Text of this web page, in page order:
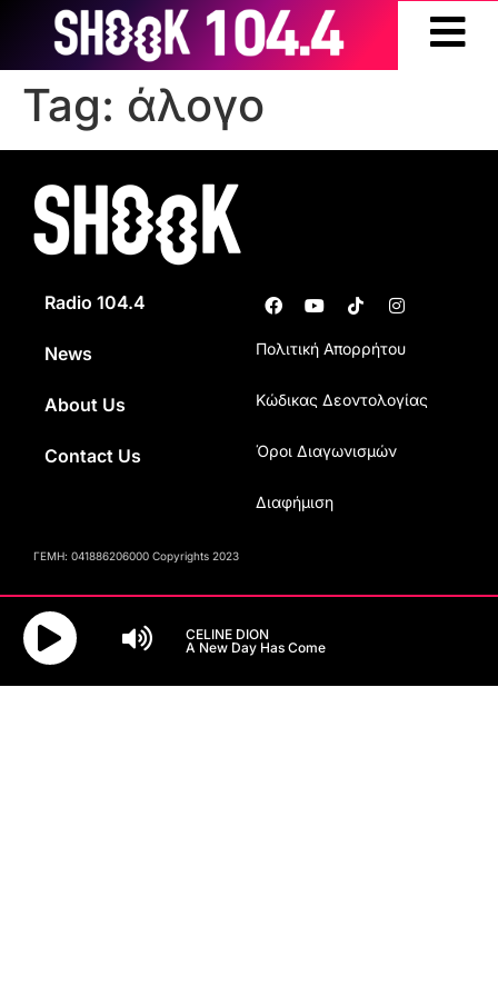
Tag: άλογο
Radio 104.4
News
About Us
Contact Us
Πολιτική Απορρήτου
Κώδικας Δεοντολογίας
Όροι Διαγωνισμών
Διαφήμιση
ΓΕΜΗ: 041886206000 Copyrights 2023
CELINE DION
A New Day Has Come